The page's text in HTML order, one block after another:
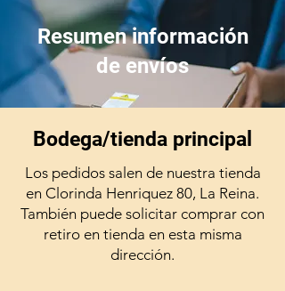
Resumen información
de envíos
Bodega/tienda principal
Los pedidos salen de nuestra tienda
en Clorinda Henriquez 80, La Reina.
También puede solicitar comprar con
retiro en tienda en esta misma
dirección.